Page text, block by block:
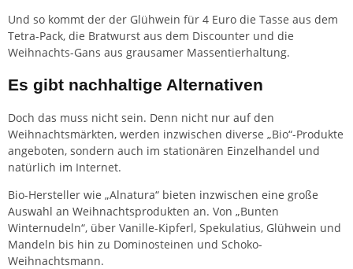
Und so kommt der der Glühwein für 4 Euro die Tasse aus dem
Tetra-Pack, die Bratwurst aus dem Discounter und die
Weihnachts-Gans aus grausamer Massentierhaltung.
Es gibt nachhaltige Alternativen
Doch das muss nicht sein. Denn nicht nur auf den
Weihnachtsmärkten, werden inzwischen diverse „Bio“-Produkte
angeboten, sondern auch im stationären Einzelhandel und
natürlich im Internet.
Bio-Hersteller wie „Alnatura“ bieten inzwischen eine große
Auswahl an Weihnachtsprodukten an. Von „Bunten
Winternudeln“, über Vanille-Kipferl, Spekulatius, Glühwein und
Mandeln bis hin zu Dominosteinen und Schoko-
Weihnachtsmann.